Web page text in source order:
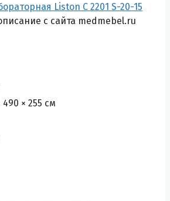
Liston C 2201 S-20-15
с сайта medmebel.ru
490 × 255 см